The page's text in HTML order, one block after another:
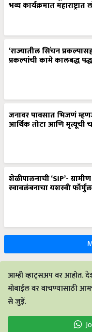
भव्य कार्यक्रमात
‘राज्यातील सिंचन
प्रकल्पांची कामे कालबद्ध
जनावर पावसात भिजणं
आर्थिक तोटा आणि मृत्यूची
शेळीपालनाची ‘SIP’-
स्वावलंबनाचा यशस्वी
आम्ही व्हाट्सअप वर आहोत.
मोबाईल वर वाचण्यासाठी
से जुड़ें.